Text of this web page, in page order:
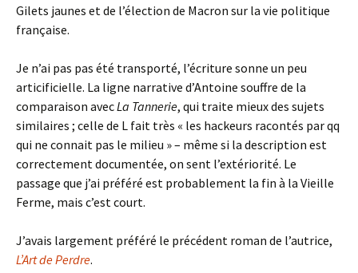
Gilets jaunes et de l’élection de Macron sur la vie politique
française.
Je n’ai pas pas été transporté, l’écriture sonne un peu
articificielle. La ligne narrative d’Antoine souffre de la
comparaison avecLa Tannerie, qui traite mieux des sujets
similaires ; celle de L fait très « les hackeurs racontés par qq
qui ne connait pas le milieu » – même si la description est
correctement documentée, on sent l’extériorité. Le
passage que j’ai préféré est probablement la fin à la Vieille
Ferme, mais c’est court.
J’avais largement préféré le précédent roman de l’autrice,
L’Art de Perdre.